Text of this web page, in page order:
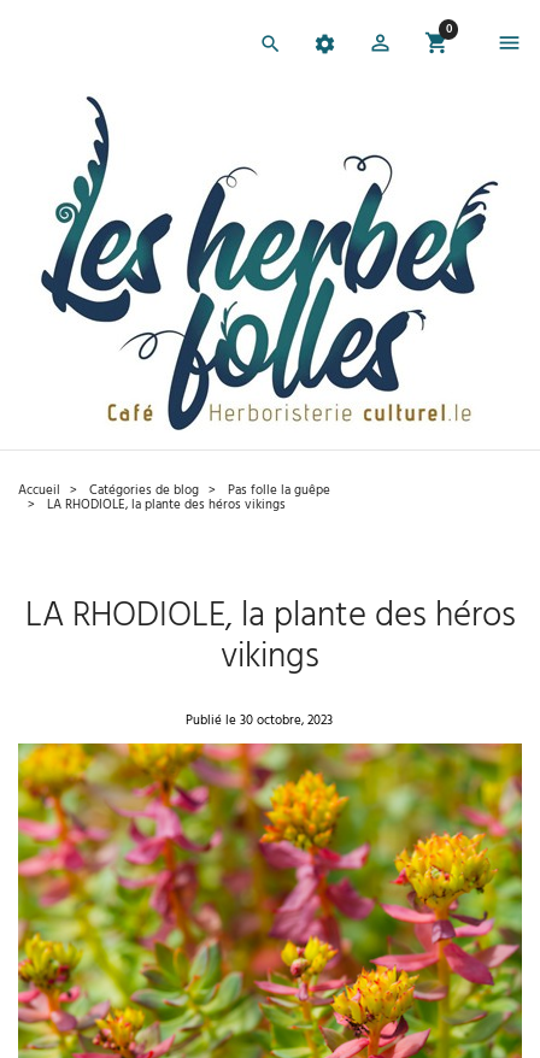
0
Accueil Catégories de blog​ Pas folle la guêpe
LA RHODIOLE, la plante des héros vikings
LA RHODIOLE, la plante des héros
vikings
Publié le 30 octobre, 2023